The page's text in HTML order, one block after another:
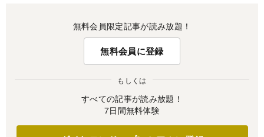
無料会員限定記事が読み放題！
無料会員に登録
もしくは
すべての記事が読み放題！
7日間無料体験